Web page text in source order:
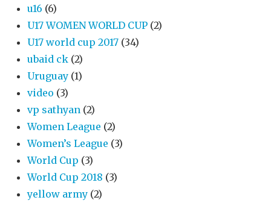
u16 (6)
U17 WOMEN WORLD CUP (2)
U17 world cup 2017 (34)
ubaid ck (2)
Uruguay (1)
video (3)
vp sathyan (2)
Women League (2)
Women’s League (3)
World Cup (3)
World Cup 2018 (3)
yellow army (2)